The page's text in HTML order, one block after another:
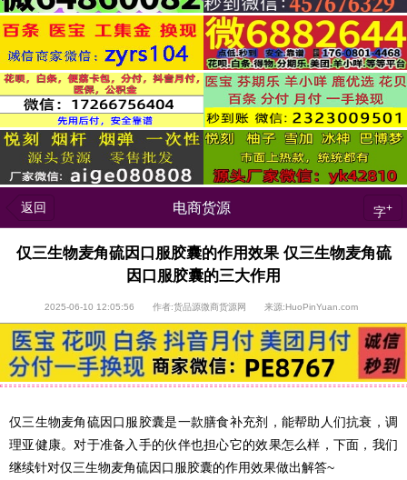
返回 电商货源 字+
仅三生物麦角硫因口服胶囊的作用效果 仅三生物麦角硫
因口服胶囊的三大作用
2025-06-10 12:05:56 作者:货品源微商货源网 来源:HuoPinYuan.com
仅三生物麦角硫因口服胶囊是一款膳食补充剂，能帮助人们抗衰，调
理亚健康。对于准备入手的伙伴也担心它的效果怎么样，下面，我们
继续针对仅三生物麦角硫因口服胶囊的作用效果做出解答~